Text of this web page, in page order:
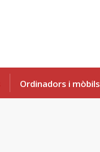
Ordinadors i mòbils